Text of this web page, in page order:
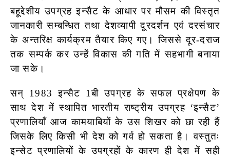
बहूद्देशीय उपग्रह इन्सैट के आधार पर मौसम की विस्तृत
जानकारी सम्बन्धित तथा देशव्यापी दूरदर्शन एवं दरसंचार
के अन्तरिक्ष कार्यक्रम तैयार किए गए। जिससे दूर-दराज
तक सम्पर्क कर उन्हें विकास की गति में सहभागी बनाया
जा सके।
सन् 1983 इन्सैट 1बी उपग्रह के सफल प्रक्षेपण के
साथ देश में स्थापित भारतीय राष्ट्रीय उपग्रह ‘इन्सैट’
प्रणालियाँ आज कामयाबियों के उस शिखर को छा रही हैं
जिसके लिए किसी भी देश को गर्व हो सकता है। वस्तुतः
इन्सेट प्रणालियों के उपग्रहों के कारण ही देश में सही